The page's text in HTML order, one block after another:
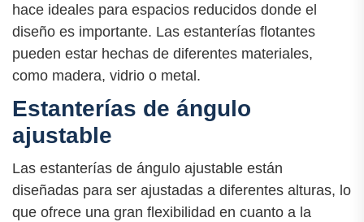
hace ideales para espacios reducidos donde el
diseño es importante. Las estanterías flotantes
pueden estar hechas de diferentes materiales,
como madera, vidrio o metal.
Estanterías de ángulo
ajustable
Las estanterías de ángulo ajustable están
diseñadas para ser ajustadas a diferentes alturas, lo
que ofrece una gran flexibilidad en cuanto a la